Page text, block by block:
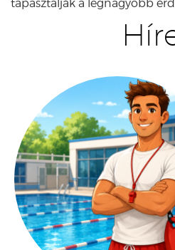
tapasztalják a legnagyobb